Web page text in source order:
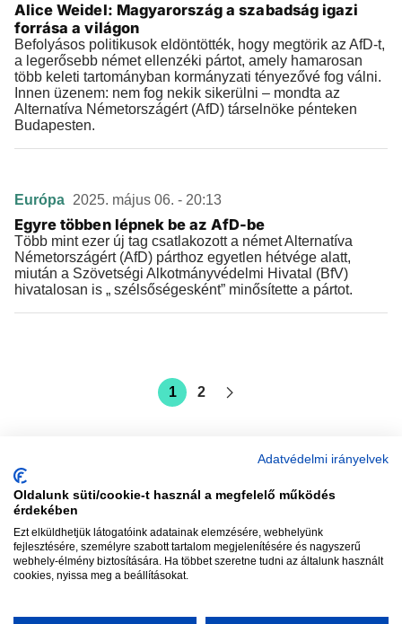
Alice Weidel: Magyarország a szabadság igazi
forrása a világon
Befolyásos politikusok eldöntötték, hogy megtörik az AfD-t,
a legerősebb német ellenzéki pártot, amely hamarosan
több keleti tartományban kormányzati tényezővé fog válni.
Innen üzenem: nem fog nekik sikerülni – mondta az
Alternatíva Németországért (AfD) társelnöke pénteken
Budapesten.
Európa 2025. május 06. - 20:13
Egyre többen lépnek be az AfD-be
Több mint ezer új tag csatlakozott a német Alternatíva
Németországért (AfD) párthoz egyetlen hétvége alatt,
miután a Szövetségi Alkotmányvédelmi Hivatal (BfV)
hivatalosan is „ szélsőségesként” minősítette a pártot.
1 2
Szerkesztőség:szerk@vadhajtasok.hu
Modi:moderator@vadhajtasok.hu
AdatvédelemImpresszumSzerzői jogok
Adatvédelmi irányelvek
Oldalunk süti/cookie-t használ a megfelelő működés
érdekében
Ezt elküldhetjük látogatóink adatainak elemzésére, webhelyünk
fejlesztésére, személyre szabott tartalom megjelenítésére és nagyszerű
webhely-élmény biztosítására. Ha többet szeretne tudni az általunk használt
cookies, nyissa meg a beállításokat.